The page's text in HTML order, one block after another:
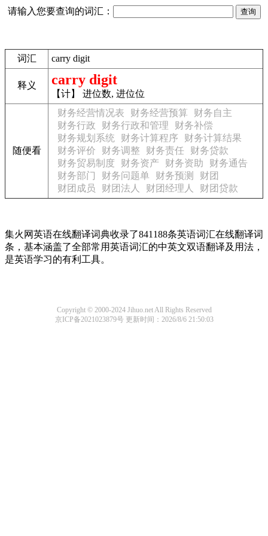
请输入您要查询的词汇：
词汇 carry digit
释义 carry digit
【计】 进位数, 进位位
随便看
财务经营情况表 财务经营预算
财务自主
财务行政
财务行政和管理
财务补偿
财务规划系统
财务计算程序
财务计算结果
财务评价
财务调整 财务责任
财务贷款
财务贸易制度
财务资产 财务资助
财务通告
财务部门
财务问题单 财务预测
财团
财团成员
财团法人 财团经理人 财团贷款
集火网英语在线翻译词典收录了841188条英语词汇在线翻译词
条，基本涵盖了全部常用英语词汇的中英文双语翻译及用法，
是英语学习的有利工具。
Copyright © 2000-2024 Jihuo.net All Rights Reserved
京ICP备2021023879号更新时间：2026/8/6 21:50:03